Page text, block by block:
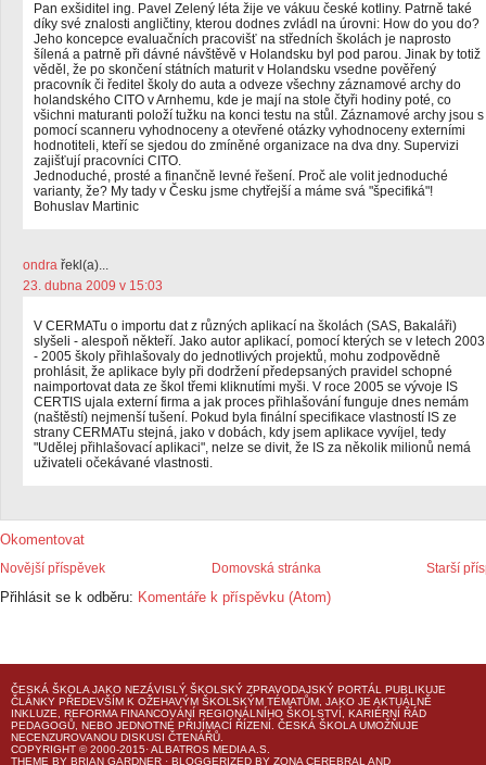
Pan exšiditel ing. Pavel Zelený léta žije ve vákuu české kotliny. Patrně také
díky své znalosti angličtiny, kterou dodnes zvládl na úrovni: How do you do?
Jeho koncepce evaluačních pracovišť na středních školách je naprosto
šílená a patrně při dávné návštěvě v Holandsku byl pod parou. Jinak by totiž
věděl, že po skončení státních maturit v Holandsku vsedne pověřený
pracovník či ředitel školy do auta a odveze všechny záznamové archy do
holandského CITO v Arnhemu, kde je mají na stole čtyři hodiny poté, co
všichni maturanti položí tužku na konci testu na stůl. Záznamové archy jsou s
pomocí scanneru vyhodnoceny a otevřené otázky vyhodnoceny externími
hodnotiteli, kteří se sjedou do zmíněné organizace na dva dny. Supervizi
zajišťují pracovníci CITO.
Jednoduché, prosté a finančně levné řešení. Proč ale volit jednoduché
varianty, že? My tady v Česku jsme chytřejší a máme svá "špecifiká"!
Bohuslav Martinic
ondra řekl(a)...
23. dubna 2009 v 15:03
V CERMATu o importu dat z různých aplikací na školách (SAS, Bakaláři)
slyšeli - alespoň někteří. Jako autor aplikací, pomocí kterých se v letech 2003
- 2005 školy přihlašovaly do jednotlivých projektů, mohu zodpovědně
prohlásit, že aplikace byly při dodržení předepsaných pravidel schopné
naimportovat data ze škol třemi kliknutími myši. V roce 2005 se vývoje IS
CERTIS ujala externí firma a jak proces přihlašování funguje dnes nemám
(naštěstí) nejmenší tušení. Pokud byla finální specifikace vlastností IS ze
strany CERMATu stejná, jako v dobách, kdy jsem aplikace vyvíjel, tedy
"Udělej přihlašovací aplikaci", nelze se divit, že IS za několik milionů nemá
uživateli očekávané vlastnosti.
Okomentovat
Novější příspěvek Starší
Domovská stránka
Přihlásit se k odběru: Komentáře k příspěvku (Atom)
ČESKÁ ŠKOLA JAKO NEZÁVISLÝ ŠKOLSKÝ ZPRAVODAJSKÝ PORTÁL PUBLIKUJE
ČLÁNKY PŘEDEVŠÍM K OŽEHAVÝM ŠKOLSKÝM TÉMATŮM, JAKO JE AKTUÁLNĚ
INKLUZE, REFORMA FINANCOVÁNÍ REGIONÁLNÍHO ŠKOLSTVÍ, KARIÉRNÍ ŘÁD
PEDAGOGŮ, NEBO JEDNOTNÉ PŘIJÍMACÍ ŘÍZENÍ. ČESKÁ ŠKOLA UMOŽŇUJE
NECENZUROVANOU DISKUSI ČTENÁŘŮ.
COPYRIGHT © 2000-2015· ALBATROS MEDIA A.S.
THEME BY BRIAN GARDNER · BLOGGERIZED BY ZONA CEREBRAL AND